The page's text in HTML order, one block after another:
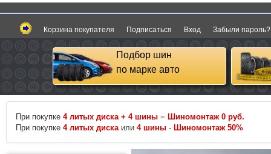
Корзина покупателя Подписаться Вход Забыли пароль?
Подбор шин
по марке авто
При покупке 4 литых диска + 4 шины = Шиномонтаж 0 руб.
При покупке 4 литых диска или 4 шины - Шиномонтаж 50%